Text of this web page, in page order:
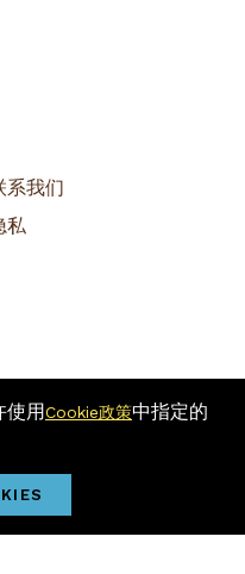
系我们
私
(注册号: 201001034084
Policy / Cookies Policy
使用Cookie政策中指定的